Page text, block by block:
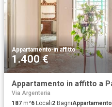
Appartamento·in affitto
1.400 €
Appartamento in affitto a
Via Argenteria
187 m²6 Locali2 BagniAppartamento